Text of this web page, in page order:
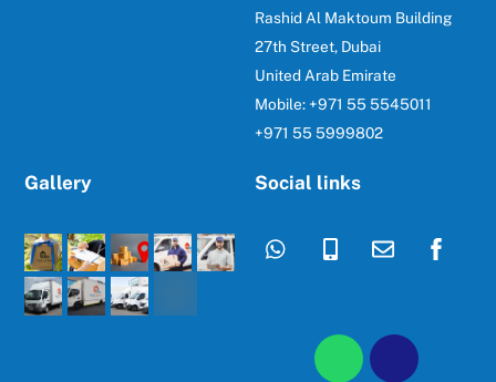
Rashid Al Maktoum Building
27th Street, Dubai
United Arab Emirate
Mobile: +971 55 5545011
+971 55 5999802
Gallery Social links